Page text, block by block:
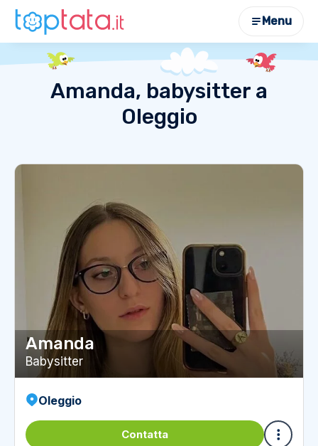
Menu
Amanda, babysitter a
Oleggio
Amanda
Babysitter
Oleggio
Contatta